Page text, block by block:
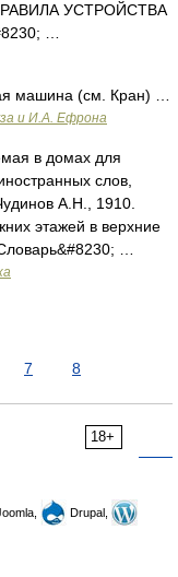
ПРАВИЛА УСТРОЙСТВА
…
машина (см. Кран) …
и И.А. Ефрона
в домах для
слов,
А.Н., 1910.
этажей в верхние
…
7 8
18+
Drupal,